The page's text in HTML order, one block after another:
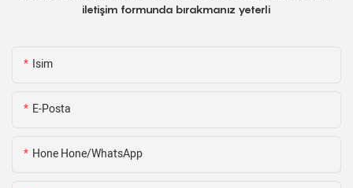
iletişim formunda bırakmanız yeterli
Isim
E-Posta
Hone Hone/WhatsApp